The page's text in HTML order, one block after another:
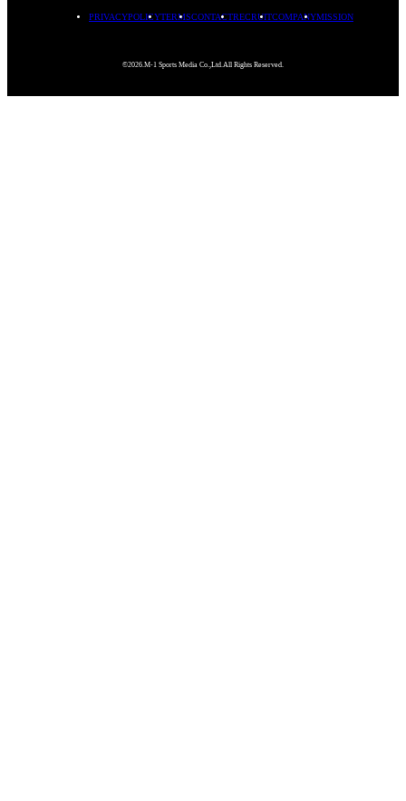
PRIVACYPOLICYTERMSCONTACTRECRUITCOMPANYMISSION
©2026.M-1 Sports Media Co.,Ltd.All Rights Reserved.